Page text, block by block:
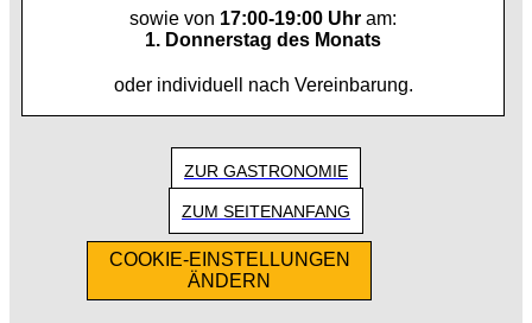
sowie von 17:00-19:00 Uhr am:
1. Donnerstag des Monats
oder individuell nach Vereinbarung.
ZUR GASTRONOMIE
ZUM SEITENANFANG
COOKIE-EINSTELLUNGEN
ÄNDERN